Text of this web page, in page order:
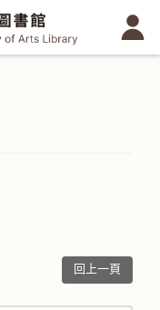
回上一頁